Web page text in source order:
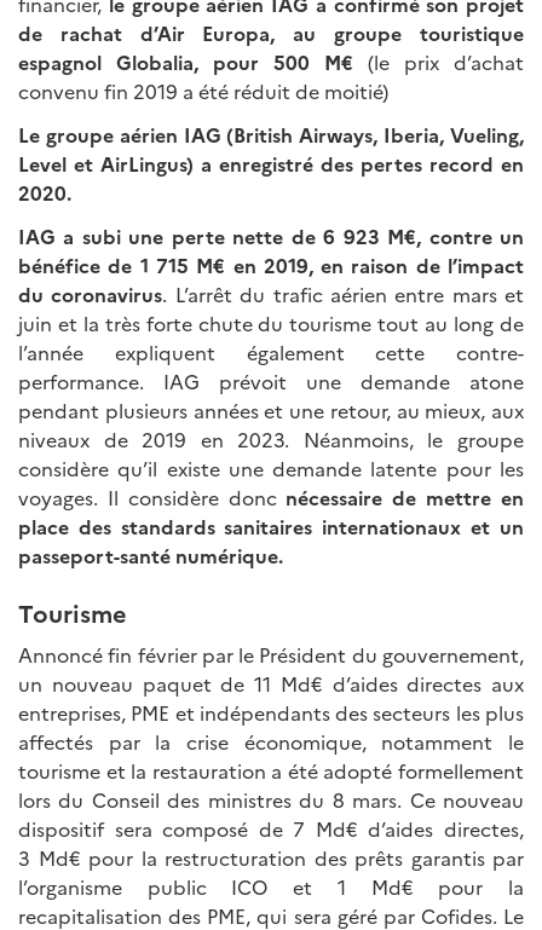
de rachat d’Air Europa, au groupe touristique
espagnol Globalia, pour 500 M€ (le prix d’achat
convenu fin 2019 a été réduit de moitié)
Le groupe aérien IAG (British Airways, Iberia, Vueling,
Level et AirLingus) a enregistré des pertes record en
2020.
IAG a subi une perte nette de 6 923 M€, contre un
bénéfice de 1 715 M€ en 2019, en raison de l’impact
du coronavirus. L’arrêt du trafic aérien entre mars et
juin et la très forte chute du tourisme tout au long de
l’année expliquent également cette contre-
performance. IAG prévoit une demande atone
pendant plusieurs années et une retour, au mieux, aux
niveaux de 2019 en 2023. Néanmoins, le groupe
considère qu’il existe une demande latente pour les
voyages. Il considère donc nécessaire de mettre en
place des standards sanitaires internationaux et un
passeport-santé numérique.
Tourisme
Annoncé fin février par le Président du gouvernement,
un nouveau paquet de 11 Md€ d’aides directes aux
entreprises, PME et indépendants des secteurs les plus
affectés par la crise économique, notamment le
tourisme et la restauration a été adopté formellement
lors du Conseil des ministres du 8 mars. Ce nouveau
dispositif sera composé de 7 Md€ d’aides directes,
3 Md€ pour la restructuration des prêts garantis par
l’organisme public ICO et 1 Md€ pour la
recapitalisation des PME, qui sera géré par Cofides. Le